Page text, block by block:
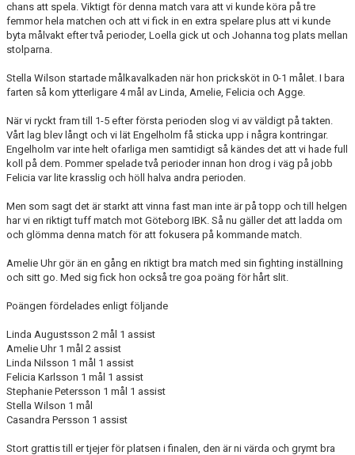
chans att spela. Viktigt för denna match vara att vi kunde köra på tre
femmor hela matchen och att vi fick in en extra spelare plus att vi kunde
byta målvakt efter två perioder, Loella gick ut och Johanna tog plats mellan
stolparna.
Stella Wilson startade målkavalkaden när hon pricksköt in 0-1 målet. I bara
farten så kom ytterligare 4 mål av Linda, Amelie, Felicia och Agge.
När vi ryckt fram till 1-5 efter första perioden slog vi av väldigt på takten.
Vårt lag blev långt och vi lät Engelholm få sticka upp i några kontringar.
Engelholm var inte helt ofarliga men samtidigt så kändes det att vi hade full
koll på dem. Pommer spelade två perioder innan hon drog i väg på jobb
Felicia var lite krasslig och höll halva andra perioden.
Men som sagt det är starkt att vinna fast man inte är på topp och till helgen
har vi en riktigt tuff match mot Göteborg IBK. Så nu gäller det att ladda om
och glömma denna match för att fokusera på kommande match.
Amelie Uhr gör än en gång en riktigt bra match med sin fighting inställning
och sitt go. Med sig fick hon också tre goa poäng för hårt slit.
Poängen fördelades enligt följande
Linda Augustsson 2 mål 1 assist
Amelie Uhr 1 mål 2 assist
Linda Nilsson 1 mål 1 assist
Felicia Karlsson 1 mål 1 assist
Stephanie Petersson 1 mål 1 assist
Stella Wilson 1 mål
Casandra Persson 1 assist
Stort grattis till er tjejer för platsen i finalen, den är ni värda och grymt bra